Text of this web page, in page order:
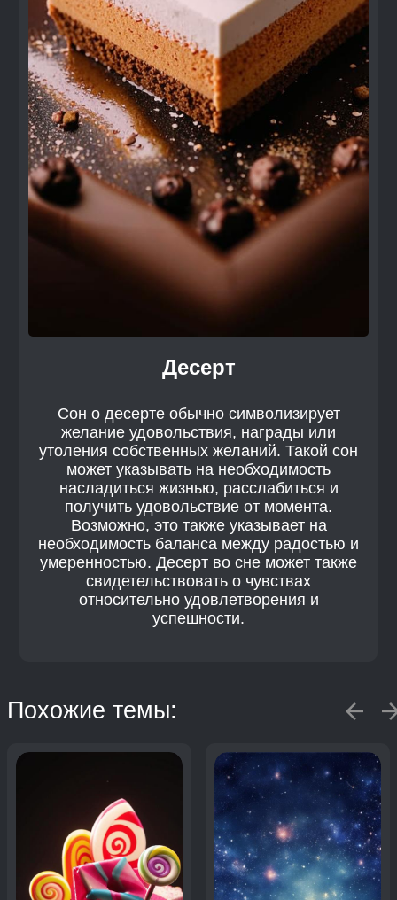
Десерт
Сон о десерте обычно символизирует
желание удовольствия, награды или
утоления собственных желаний. Такой сон
может указывать на необходимость
насладиться жизнью, расслабиться и
получить удовольствие от момента.
Возможно, это также указывает на
необходимость баланса между радостью и
умеренностью. Десерт во сне может также
свидетельствовать о чувствах
относительно удовлетворения и
успешности.
Похожие темы: